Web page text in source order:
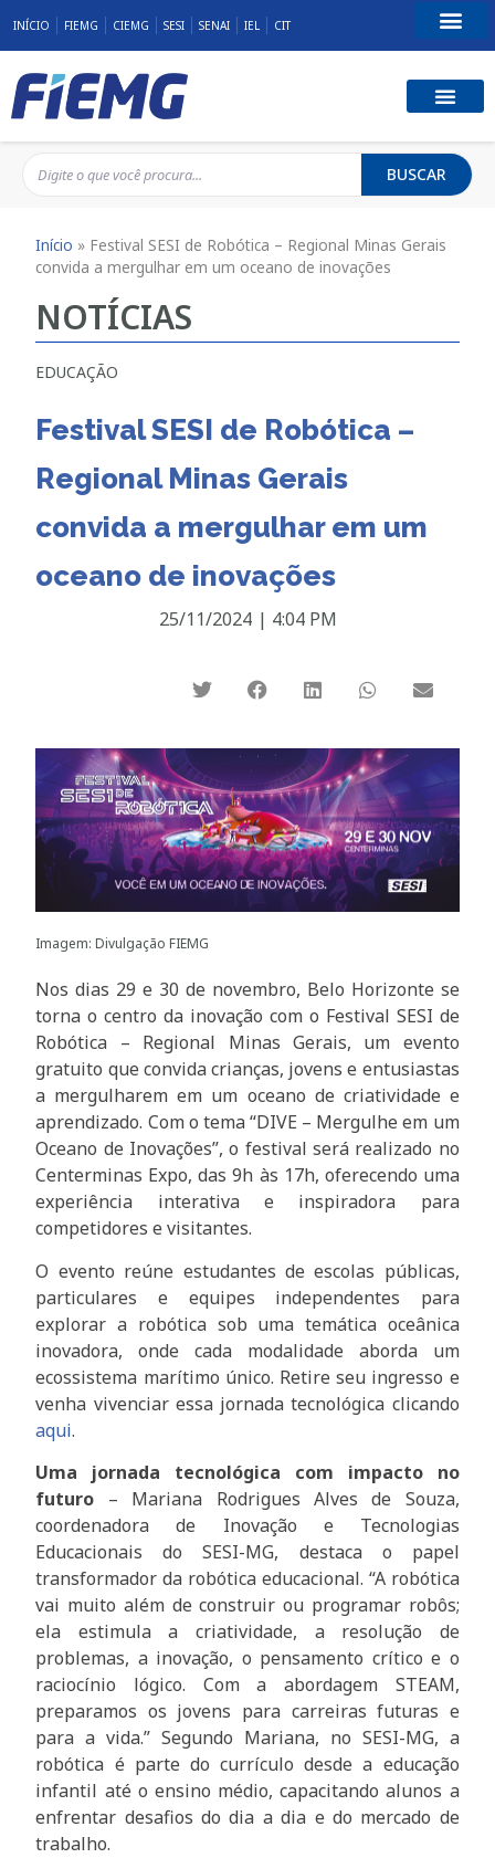
INÍCIO FIEMG CIEMG SESI SENAI IEL CIT
BUSCAR
Início » Festival SESI de Robótica – Regional Minas Gerais
convida a mergulhar em um oceano de inovações
NOTÍCIAS
EDUCAÇÃO
Festival SESI de Robótica –
Regional Minas Gerais
convida a mergulhar em um
oceano de inovações
25/11/2024 | 4:04 PM
Imagem: Divulgação FIEMG
Nos dias 29 e 30 de novembro, Belo Horizonte se
torna o centro da inovação com o Festival SESI de
Robótica – Regional Minas Gerais, um evento
gratuito que convida crianças, jovens e entusiastas
a mergulharem em um oceano de criatividade e
aprendizado. Com o tema “DIVE – Mergulhe em um
Oceano de Inovações”, o festival será realizado no
Centerminas Expo, das 9h às 17h, oferecendo uma
experiência interativa e inspiradora para
competidores e visitantes.
O evento reúne estudantes de escolas públicas,
particulares e equipes independentes para
explorar a robótica sob uma temática oceânica
inovadora, onde cada modalidade aborda um
ecossistema marítimo único. Retire seu ingresso e
venha vivenciar essa jornada tecnológica clicando
aqui.
Uma jornada tecnológica com impacto no
futuro – Mariana Rodrigues Alves de Souza,
coordenadora de Inovação e Tecnologias
Educacionais do SESI-MG, destaca o papel
transformador da robótica educacional. “A robótica
vai muito além de construir ou programar robôs;
ela estimula a criatividade, a resolução de
problemas, a inovação, o pensamento crítico e o
raciocínio lógico. Com a abordagem STEAM,
preparamos os jovens para carreiras futuras e
para a vida.” Segundo Mariana, no SESI-MG, a
robótica é parte do currículo desde a educação
infantil até o ensino médio, capacitando alunos a
enfrentar desafios do dia a dia e do mercado de
trabalho.